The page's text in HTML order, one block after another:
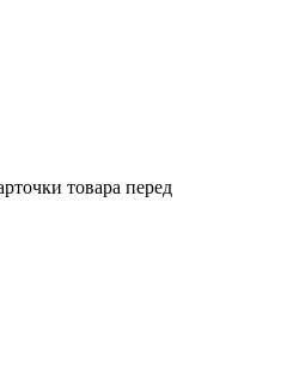
товара перед